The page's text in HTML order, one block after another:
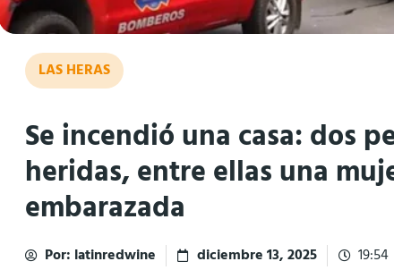
LAS HERAS
Se incendió una casa: dos
heridas, entre ellas una
embarazada
Por: latinredwine diciembre 13, 2025 19:54